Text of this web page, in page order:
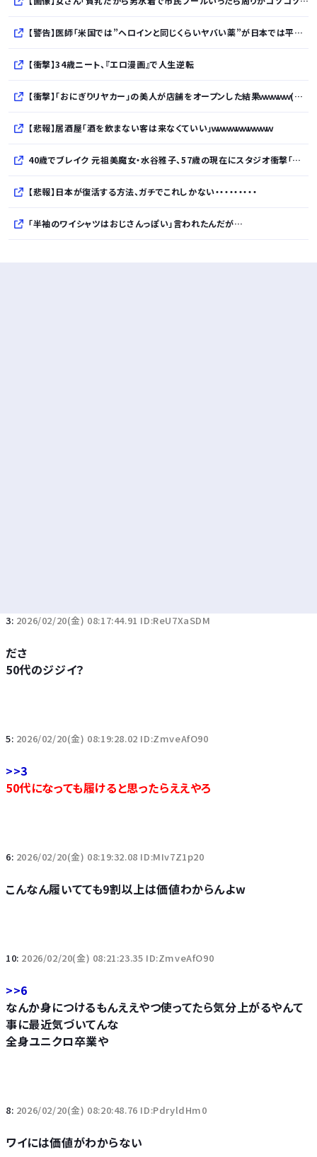
【警告】医師「米国では”ヘロインと同じくらいヤバい薬”が日本では平気で処方されてる」
【衝撃】34歳ニート、『エロ漫画』で人生逆転
【衝撃】「おにぎりリヤカー」の美人が店舗をオープンした結果ｗｗｗｗｗ(※画像あり)
【悲報】居酒屋「酒を飲まない客は来なくていい」ｗｗｗｗｗｗｗｗｗｗ
40歳でブレイク 元祖美魔女・水谷雅子、57歳の現在にスタジオ衝撃「信じられない」「やっぱすごいね」
【悲報】日本が復活する方法、ガチでこれしかない・・・・・・・・・
「半袖のワイシャツはおじさんっぽい」言われたんだが…
3: 2026/02/20(金) 08:17:44.91 ID:ReU7XaSDM
ださ
50代のジジイ？
5: 2026/02/20(金) 08:19:28.02 ID:ZmveAfO90
>>3
50代になっても履けると思ったらええやろ
6: 2026/02/20(金) 08:19:32.08 ID:MIv7Z1p20
こんなん履いてても9割以上は価値わからんよw
10: 2026/02/20(金) 08:21:23.35 ID:ZmveAfO90
>>6
なんか身につけるもんええやつ使ってたら気分上がるやんて
事に最近気づいてんな
全身ユニクロ卒業や
8: 2026/02/20(金) 08:20:48.76 ID:PdryldHm0
ワイには価値がわからない